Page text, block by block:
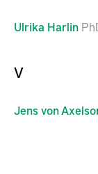
Ulrika Harlin
V
Jensvon